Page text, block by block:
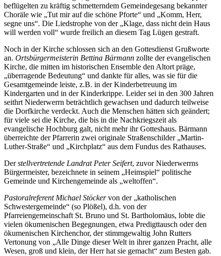
beflügelten zu kräftig schmetterndem Gemeindegesang bekannter
Choräle wie „Tut mir auf die schöne Pforte“ und „Komm, Herr,
segne uns“. Die Liedstrophe von der „Klage, dass nicht dein Haus
will werden voll“ wurde freilich an diesem Tag Lügen gestraft.
Noch in der Kirche schlossen sich an den Gottesdienst Grußworte
an. Ortsbürgermeisterin Bettina Bärmann zollte der evangelischen
Kirche, die mitten im historischen Ensemble den Altort präge,
„überragende Bedeutung“ und dankte für alles, was sie für die
Gesamtgemeinde leiste, z.B. in der Kinderbetreuung im
Kindergarten und in der Kinderkrippe. Leider sei in den 300 Jahren
seithrt Niederwerrn beträchtlich gewachsen und dadurch teilweise
die Dorfkirche verdeckt. Auch die Menschen hätten sich geändert;
für viele sei die Kirche, die bis in die Nachkriegszeit als
evangelische Hochburg galt, nicht mehr ihr Gotteshaus. Bärmann
überreichte der Pfarrerin zwei originale Straßenschilder „Martin-
Luther-Straße“ und „Kirchplatz“ aus dem Fundus des Rathauses.
Derstellvertretende Landrat Peter Seifert, zuvor Niederwerrns
Bürgermeister, bezeichnete in seinem „Heimspiel“ politische
Gemeinde und Kirchengemeinde als „weltoffen“.
Pastoralreferent Michael Stöckervon der „katholischen
Schwestergemeinde“ (so Plößel), d.h. von der
Pfarreiengemeinschaft St. Bruno und St. Bartholomäus, lobte die
vielen ökumenischen Begegnungen, etwa Predigttausch oder den
ökumenischen Kirchenchor, der stimmgewaltig John Rutters
Vertonung von „Alle Dinge dieser Welt in ihrer ganzen Pracht, alle
Wesen, groß und klein, der Herr hat sie gemacht“ zum Besten gab.